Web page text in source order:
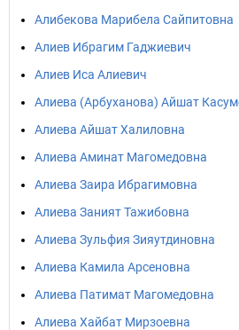
Алибекова Марибела Сайпитовна
Алиев Ибрагим Гаджиевич
Алиев Иса Алиевич
Алиева (Арбуханова) Айшат
Алиева Айшат Халиловна
Алиева Аминат Магомедовна
Алиева Заира Ибрагимовна
Алиева Заният Тажибовна
Алиева Зульфия Зияутдиновна
Алиева Камила Арсеновна
Алиева Патимат Магомедовна
Алиева Хайбат Мирзоевна